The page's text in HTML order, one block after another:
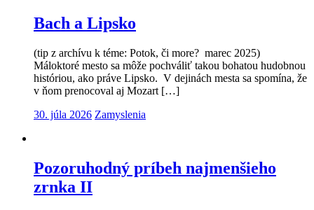
Bach a Lipsko
(tip z archívu k téme: Potok, či more? marec 2025)
Máloktoré mesto sa môže pochváliť takou bohatou hudobnou
históriou, ako práve Lipsko. V dejinách mesta sa spomína, že
v ňom prenocoval aj Mozart […]
30. júla 2026 Zamyslenia
Pozoruhodný príbeh najmenšieho
zrnka II